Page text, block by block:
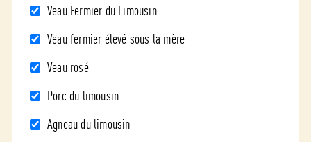
Boeuf Limousin
BOUCHERIE THERY ANTOINE (Boucherie)
62370 AUDRUICQ
06.12.25.07.89
Boeuf Limousin
Veau Fermier du Limousin
Veau fermier élevé sous la mère
Veau rosé
Porc du limousin
Agneau du limousin